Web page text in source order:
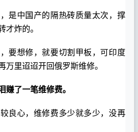
是中国产的隔热砖质量太次，撑
炸的。
要想修，就要切割甲板，可印度
万里迢迢开回俄罗斯维修。
赚了一笔维修费。
良心，维修费多少就多少，没再